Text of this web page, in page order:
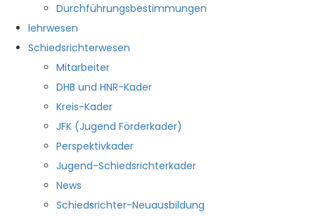
Durchführungsbestimmungen
lehrwesen
Schiedsrichterwesen
Mitarbeiter
DHB und HNR-Kader
Kreis-Kader
JFK (Jugend Förderkader)
Perspektivkader
Jugend-Schiedsrichterkader
News
Schiedsrichter-Neuausbildung